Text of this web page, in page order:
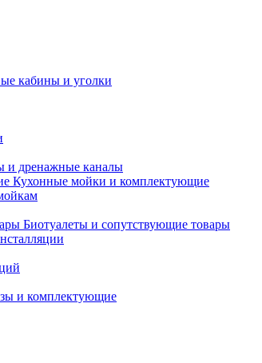
кабины и уголки
и дренажные каналы
Кухонные мойки и комплектующие
Биотуалеты и сопутствующие товары
и комплектующие